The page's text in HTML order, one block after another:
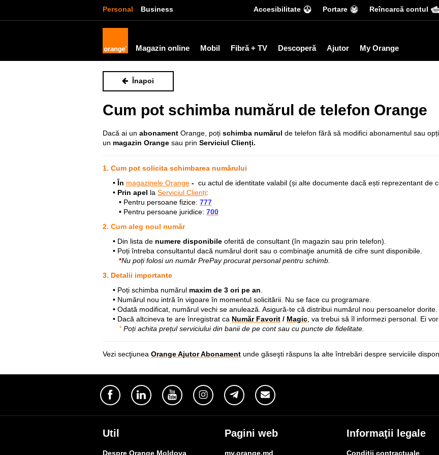
Personal Business Accesibilitate Portare Reîncarcă contul
Magazin online Mobil Fibră + TV Descoperă Ajutor My Orange
Înapoi
Cum pot schimba numărul de telefon Orange
Dacă ai un abonament Orange, poți schimba numărul de telefon fără să modifici abonamentul sau
un magazin Orange sau prin Serviciul Clienți.
1. Cum pot solicita schimbarea numărului
• În magazinele Orange - cu actul de identitate valabil (și alte documente dacă ești reprezentant de
• Prin apel la Serviciul Clienți:
• Pentru persoane fizice: 777
• Pentru persoane juridice: 700
2. Cum aleg noul număr
• Din lista de numere disponibile oferită de consultant (în magazin sau prin telefon).
• Poți întreba consultantul dacă numărul dorit sau o combinaţie anumită de cifre sunt disponibile.
*Nu poți folosi un număr PrePay procurat personal pentru schimb.
3. Detalii importante
• Poți schimba numărul maxim de 3 ori pe an
• Numărul nou intră în vigoare în momentul solicitării. Nu se face cu programare.
• Odată modificat, numărul vechi se anulează. Asigură-te că distribui numărul nou persoanelor dorite.
• Dacă altcineva te are înregistrat ca Număr Favorit / Magic , va trebui să îl informezi personal. Ei
*Poți achita prețul serviciului din banii de pe cont sau cu puncte de fidelitate.
Vezi secţiunea Orange Ajutor Abonament unde găseşti răspuns la alte întrebări despre serviciile
Util
Despre Orange Moldova
Pagini web
my.orange.md
Informaţii legale
Condiţii contractuale